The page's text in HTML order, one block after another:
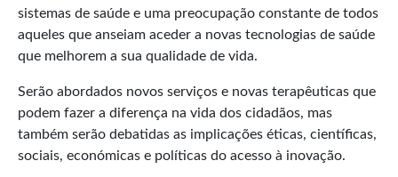
sistemas de saúde e uma preocupação constante de todos
aqueles que anseiam aceder a novas tecnologias de saúde
que melhorem a sua qualidade de vida.
Serão abordados novos serviços e novas terapêuticas que
podem fazer a diferença na vida dos cidadãos, mas
também serão debatidas as implicações éticas, científicas,
sociais, económicas e políticas do acesso à inovação.